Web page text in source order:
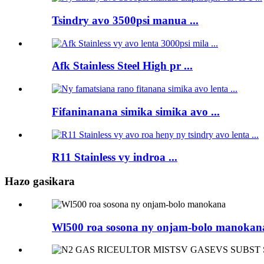
Tsindry avo 3500psi manua ...
Afk Stainless Steel High pr ...
Fifaninanana simika simika avo ...
R11 Stainless vy indroa ...
Hazo gasikara
Wl500 roa sosona ny onjam-bolo